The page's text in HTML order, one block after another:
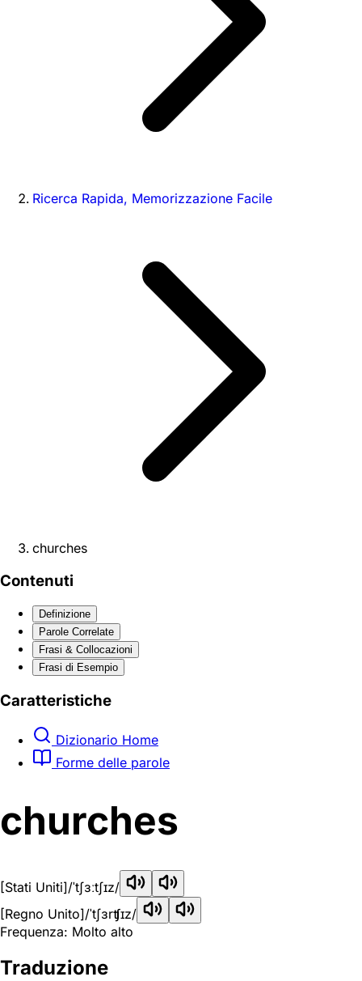
Ricerca Rapida, Memorizzazione Facile
churches
Contenuti
Definizione
Parole Correlate
Frasi & Collocazioni
Frasi di Esempio
Caratteristiche
Dizionario Home
Forme delle parole
churches
[Stati Uniti]/ˈtʃɜːtʃɪz/
[Regno Unito]/ˈtʃɜrʧɪz/
Frequenza: Molto alto
Traduzione